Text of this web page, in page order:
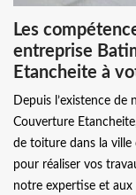
Les
entreprise
Etancheite à
Depuis l’existence
Couverture
de toiture dans la ville
pour réaliser vos
notre expertise et